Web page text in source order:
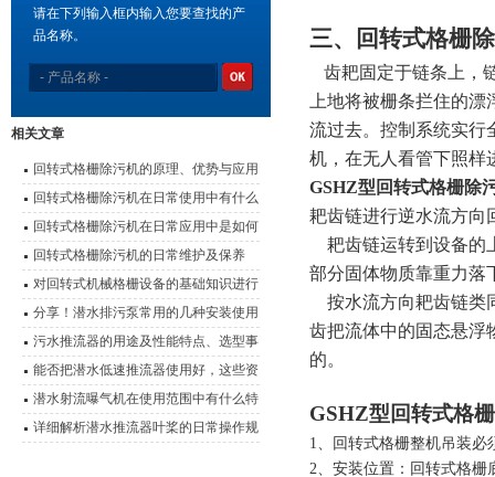
请在下列输入框内输入您要查找的产
品名称。
相关文章
回转式格栅除污机的原理、优势与应用
回转式格栅除污机在日常使用中有什么
优点？
回转式格栅除污机在日常应用中是如何
运行的？
回转式格栅除污机的日常维护及保养
对回转式机械格栅设备的基础知识进行
详细说明
分享！潜水排污泵常用的几种安装使用
方式
污水推流器的用途及性能特点、选型事
项说明
能否把潜水低速推流器使用好，这些资
料是关键
潜水射流曝气机在使用范围中有什么特
点？
详细解析潜水推流器叶桨的日常操作规
三、回转式格栅
齿耙固定于链条上，
上地将被栅条拦住的
流过去。控制系统实行
机 ， 在无人看管下照样
GSHZ型回转式格栅除
耙齿链进行逆水流方向
耙齿链运转到设备的
部分固体物质靠重力落
按水流方向耙齿链类
齿把流体中的固态悬浮
的。
GSHZ型回转式格
1、回转式格栅整机吊装
2、安装位置：回转式格栅